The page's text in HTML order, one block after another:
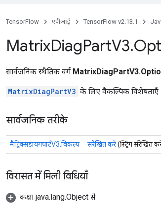
TensorFlow एपीआई TensorFlow v2.13.1
MatrixDiagPartV3.
सार्वजनिक स्थैतिक वर्ग
MatrixDiagPartV3 के लिए वैकल्पिक विशेषताएँ
सार्वजनिक तरीके
मैट्रिक्सडायगपार्टV3.विकल्प संरेखित करें(स्ट्रिंग संरेखित
विरासत में मिली विधियाँ
कक्षा java.lang.Object से